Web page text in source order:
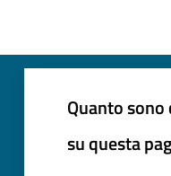
Quanto
su questa